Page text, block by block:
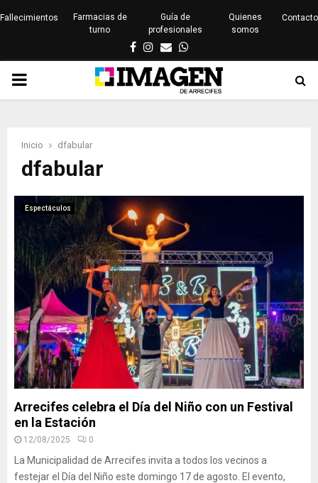
Fallecimientos
Farmacias de
turno
Guía de
profesionales
Quienes
somos
Contacto
Facebook
Instagram
EmailWhatsapp
PRIMARY
Inicio dfabular
dfabular
Espectáculos
Arrecifes celebra el Día del Niño con un Festival
en la Estación
12/08/2025 0
La Municipalidad de Arrecifes invita a todos los vecinos a
festejar el Día del Niño este domingo 17 de agosto. El evento,